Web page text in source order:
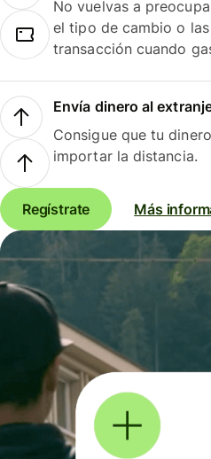
No vuelvas a
el tipo de cambio o
transacción cuando
Envía dinero al
Consigue que tu
importar la distancia.
Regístrate Más